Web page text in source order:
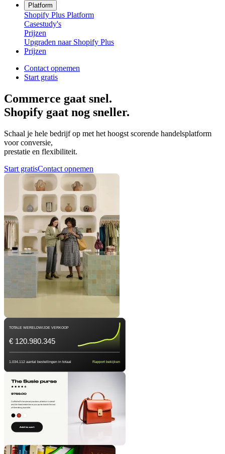
Platform
Shopify Plus Platform
Casestudy's
Prijzen
Upgraden naar Shopify Plus
Prijzen
Contact opnemen
Start gratis
Commerce gaat snel.
Shopify gaat nog sneller.
Schaal je hele bedrijf op met het hoogst scorende handelsplatform
voor conversie,
prestatie en flexibiliteit.
Start gratisContact opnemen